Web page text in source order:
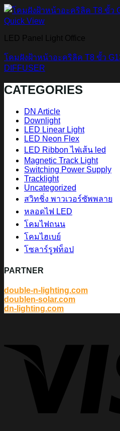
Quick View
LED Panel Light Office
โคมฝังฝ้าหน้าอะคริลิค T8 ขั้ว
DIFFUSER
CATEGORIES
DN Article
Downlight
LED Linear Light
LED Neon Flex
LED Ribbon ไฟเส้น led
Magnetic Track Light
Switching Power Supply
Tracklight
Uncategorized
สวิทชิ่ง พาวเวอร์ซัพพลาย
หลอดไฟ LED
โคมไฟถนน
โคมไฮเบย์
โซลาร์รูฟท็อป
PARTNER
double-n-lighting.com
doublen-solar.com
dn-lighting.com